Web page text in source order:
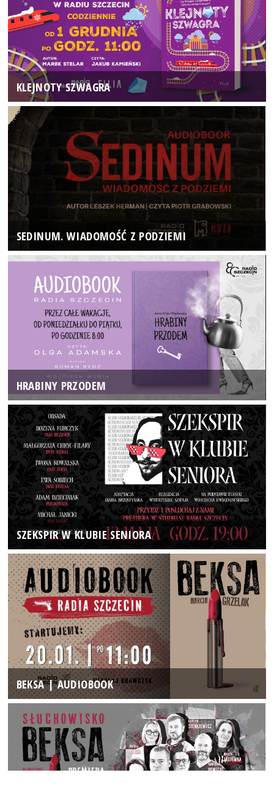
KLEJNOTY SZWAGRA
SEDINUM. WIADOMOŚĆ Z PODZIEMI
HRABINY PRZODEM
SZEKSPIR W KLUBIE SENIORA
BEKSA | AUDIOBOOK